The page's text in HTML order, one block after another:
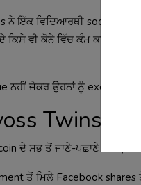
ਨੇ ਇੱਕ ਵਿਦਿਆਰਥੀ social
ਵੀ ਕੋਨੇ ਵਿੱਚ ਕੰਮ ਕਰ ਸਕਦੀ
ਨਹੀਂ ਜੇਕਰ ਉਹਨਾਂ ਨੂੰ execute
Twins ਅੱਜ
ਦੇ ਸਭ ਤੋਂ ਜਾਣੇ-ਪਛਾਣੇ early
ਤੋਂ ਮਿਲੇ Facebook